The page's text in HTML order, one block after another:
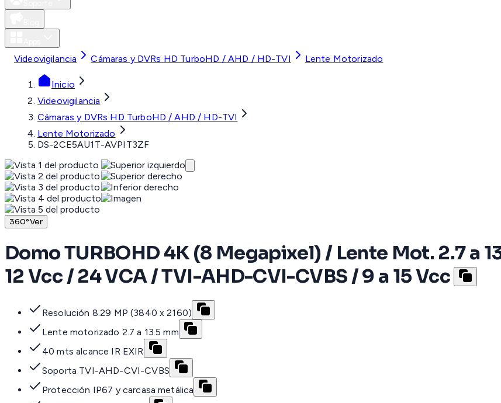
Videovigilancia Cámaras y DVRs HD TurboHD / AHD / HD-TVI Lente Motorizado
Inicio
Videovigilancia
Cámaras y DVRs HD TurboHD / AHD / HD-TVI
Lente Motorizado
DS-2CE5AU1T-AVPIT3ZF
360°Ver
Domo TURBOHD 4K (8 Megapixel) / Lente Mot. 2.7 a
12 Vcc / 24 VCA / TVI-AHD-CVI-CVBS / 9 a 15 Vcc
Resolución 8.29 MP (3840 x 2160)
Lente motorizado 2.7 a 13.5 mm
40 mts alcance IR EXIR
Soporta TVI-AHD-CVI-CVBS
Protección IP67 y carcasa metálica